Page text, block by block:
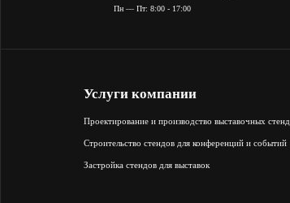
Пн — Пт: 8:00 - 17:00
Услуги компании
Проектирование и производство выставочных
Строительство стендов для конференций и событий
Застройка стендов для выставок